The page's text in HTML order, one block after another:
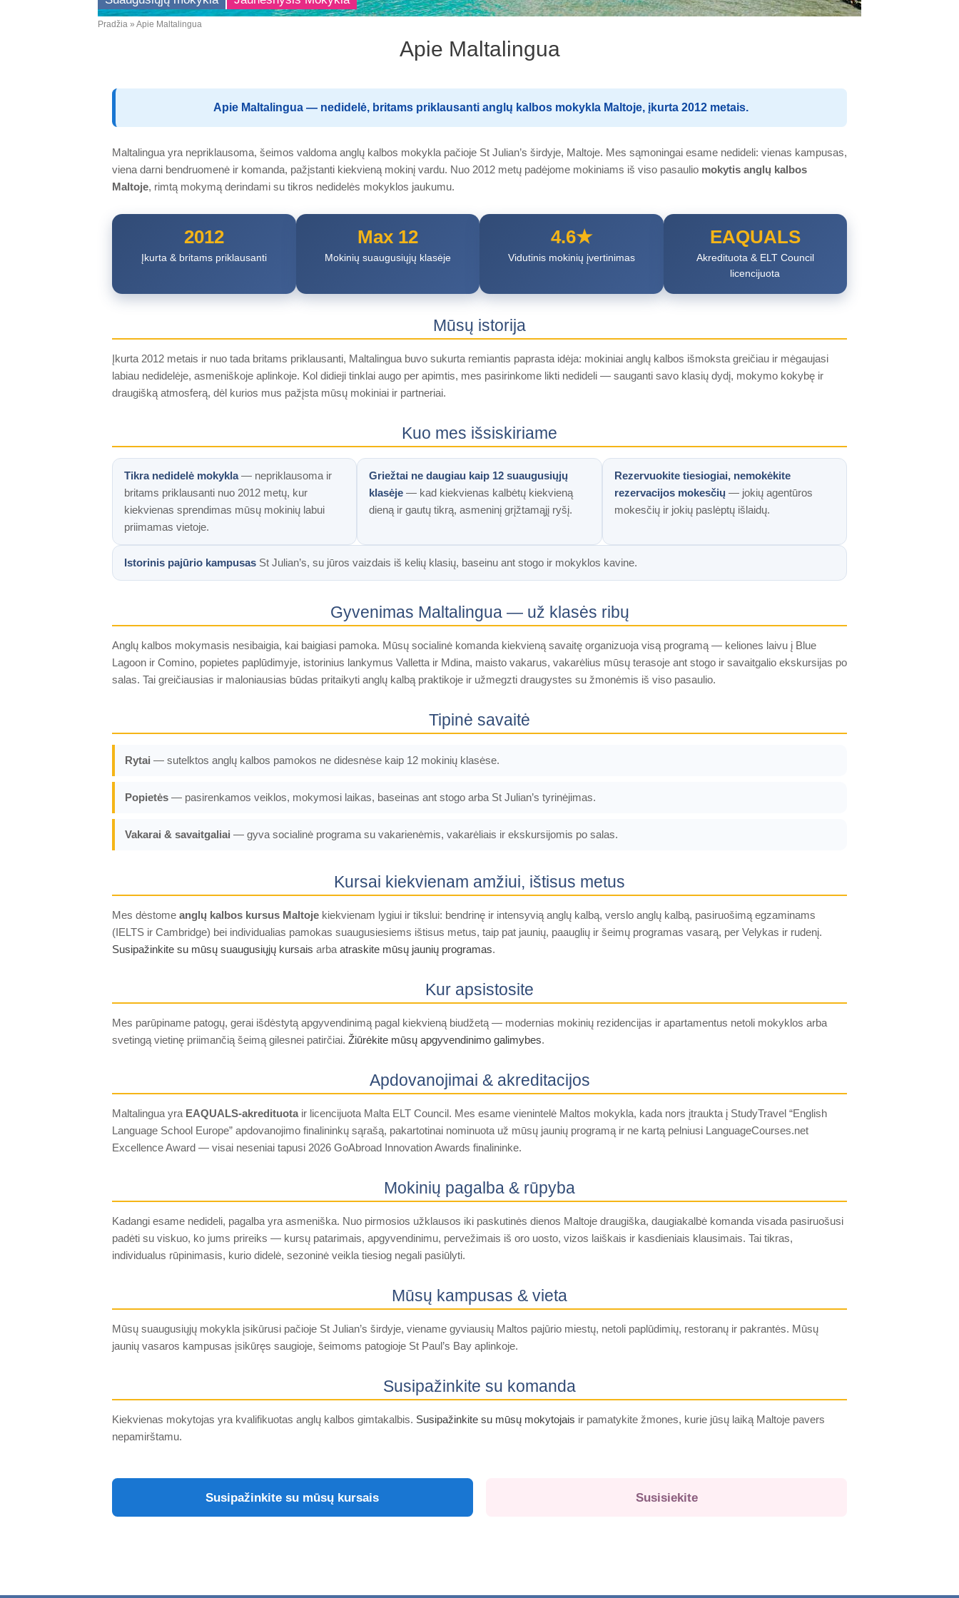
Pradžia Apie Maltalingua
Apie Maltalingua
Apie Maltalingua — nedidelė, britams priklausanti anglų kalbos mokykla Maltoje, įkurta 2012 metais.
Maltalingua yra nepriklausoma, šeimos valdoma anglų kalbos mokykla pačioje St Julian’s širdyje, Maltoje. Mes sąmoningai esame nedideli: vienas kampusas,
viena darni bendruomenė ir komanda, pažįstanti kiekvieną mokinį vardu. Nuo 2012 metų padėjome mokiniams iš viso pasaulio mokytis anglų kalbos
Maltoje, rimtą mokymą derindami su tikros nedidelės mokyklos jaukumu.
2012
Įkurta & britams priklausanti
Max 12
Mokinių suaugusiųjų klasėje
4.6★
Vidutinis mokinių įvertinimas
EAQUALS
Akredituota & ELT Council
licencijuota
Mūsų istorija
Įkurta 2012 metais ir nuo tada britams priklausanti, Maltalingua buvo sukurta remiantis paprasta idėja: mokiniai anglų kalbos išmoksta greičiau ir mėgaujasi
labiau nedidelėje, asmeniškoje aplinkoje. Kol didieji tinklai augo per apimtis, mes pasirinkome likti nedideli — sauganti savo klasių dydį, mokymo kokybę ir
draugišką atmosferą, dėl kurios mus pažįsta mūsų mokiniai ir partneriai.
Kuo mes išsiskiriame
Tikra nedidelė mokykla— nepriklausoma ir
britams priklausanti nuo 2012 metų, kur
kiekvienas sprendimas mūsų mokinių labui
priimamas vietoje.
Griežtai ne daugiau kaip 12 suaugusiųjų
klasėje — kad kiekvienas kalbėtų kiekvieną
dieną ir gautų tikrą, asmeninį grįžtamąjį ryšį.
Rezervuokite tiesiogiai, nemokėkite
rezervacijos mokesčių — jokių agentūros
mokesčių ir jokių paslėptų išlaidų.
Istorinis pajūrio kampusas St Julian’s, su jūros vaizdais iš kelių klasių, baseinu ant stogo ir mokyklos kavine.
Gyvenimas Maltalingua — už klasės ribų
Anglų kalbos mokymasis nesibaigia, kai baigiasi pamoka. Mūsų socialinė komanda kiekvieną savaitę organizuoja visą programą — keliones laivu į Blue
Lagoon ir Comino, popietes paplūdimyje, istorinius lankymus Valletta ir Mdina, maisto vakarus, vakarėlius mūsų terasoje ant stogo ir savaitgalio ekskursijas po
salas. Tai greičiausias ir maloniausias būdas pritaikyti anglų kalbą praktikoje ir užmegzti draugystes su žmonėmis iš viso pasaulio.
Tipinė savaitė
Rytai — sutelktos anglų kalbos pamokos ne didesnėse kaip 12 mokinių klasėse.
Popietės — pasirenkamos veiklos, mokymosi laikas, baseinas ant stogo arba St Julian’s tyrinėjimas.
Vakarai & savaitgaliai — gyva socialinė programa su vakarienėmis, vakarėliais ir ekskursijomis po salas.
Kursai kiekvienam amžiui, ištisus metus
Mes dėstome anglų kalbos kursus Maltoje kiekvienam lygiui ir tikslui: bendrinę ir intensyvią anglų kalbą, verslo anglų kalbą, pasiruošimą egzaminams
(IELTS ir Cambridge) bei individualias pamokas suaugusiesiems ištisus metus, taip pat jaunių, paauglių ir šeimų programas vasarą, per Velykas ir rudenį.
Susipažinkite su mūsų suaugusiųjų kursais arba atraskite mūsų jaunių programas.
Kur apsistosite
Mes parūpiname patogų, gerai išdėstytą apgyvendinimą pagal kiekvieną biudžetą — modernias mokinių rezidencijas ir apartamentus netoli mokyklos arba
svetingą vietinę priimančią šeimą gilesnei patirčiai. Žiūrėkite mūsų apgyvendinimo galimybes.
Apdovanojimai & akreditacijos
Maltalingua yra EAQUALS-akredituota ir licencijuota Malta ELT Council. Mes esame vienintelė Maltos mokykla, kada nors įtraukta į StudyTravel “English
Language School Europe” apdovanojimo finalininkų sąrašą, pakartotinai nominuota už mūsų jaunių programą ir ne kartą pelniusi LanguageCourses.net
Excellence Award — visai neseniai tapusi 2026 GoAbroad Innovation Awards finalininke.
Mokinių pagalba & rūpyba
Kadangi esame nedideli, pagalba yra asmeniška. Nuo pirmosios užklausos iki paskutinės dienos Maltoje draugiška, daugiakalbė komanda visada pasiruošusi
padėti su viskuo, ko jums prireiks — kursų patarimais, apgyvendinimu, pervežimais iš oro uosto, vizos laiškais ir kasdieniais klausimais. Tai tikras,
individualus rūpinimasis, kurio didelė, sezoninė veikla tiesiog negali pasiūlyti.
Mūsų kampusas & vieta
Mūsų suaugusiųjų mokykla įsikūrusi pačioje St Julian’s širdyje, viename gyviausių Maltos pajūrio miestų, netoli paplūdimių, restoranų ir pakrantės. Mūsų
jaunių vasaros kampusas įsikūręs saugioje, šeimoms patogioje St Paul’s Bay aplinkoje.
Susipažinkite su komanda
Kiekvienas mokytojas yra kvalifikuotas anglų kalbos gimtakalbis. Susipažinkite su mūsų mokytojais ir pamatykite žmones, kurie jūsų laiką Maltoje pavers
nepamirštamu.
Susipažinkite su mūsų kursais Susisiekite